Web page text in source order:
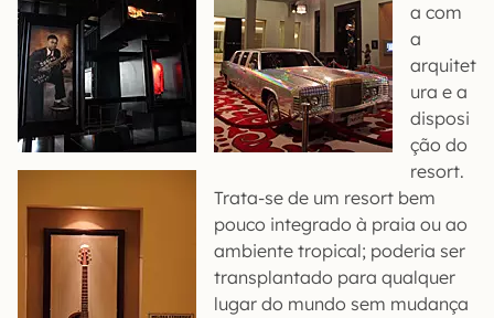
a com
a
arquitet
ura e a
disposi
ção do
resort.
Trata-se de um resort bem
pouco integrado à praia ou ao
ambiente tropical; poderia ser
transplantado para qualquer
lugar do mundo sem mudança